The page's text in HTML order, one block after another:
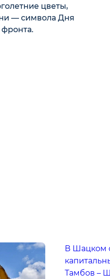
цветы,
— символа Дня
В Шацком
Тамбов –